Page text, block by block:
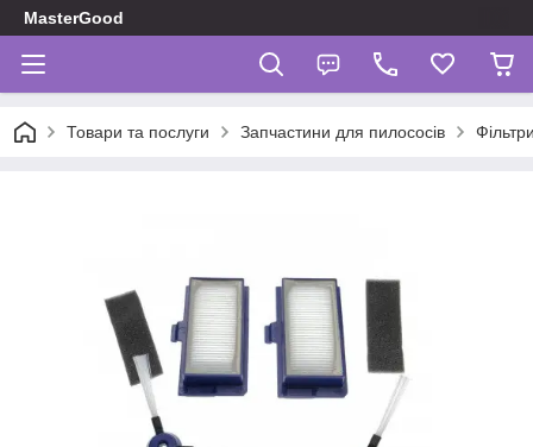
MasterGood
Товари та послуги Запчастини для пилососів